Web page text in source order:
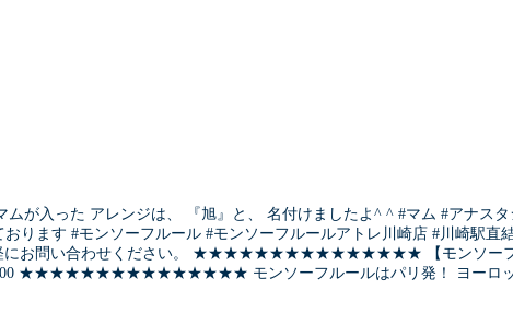
が入った アレンジは、 『旭』と、 名付けましたよ^ ^ #マム #アナス
ります #モンソーフルール #モンソーフルールアトレ川崎店 #川崎駅
軽にお問い合わせください。 ★★★★★★★★★★★★★★★ 【モンソーフル
21:00 ★★★★★★★★★★★★★★★ モンソーフルールはパリ発！ ヨーロッ